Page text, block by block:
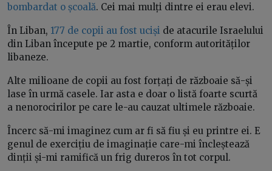
bombardat o școală. Cei mai mulți dintre ei erau elevi.
În Liban, 177 de copii au fost uciși de atacurile Israelului
din Liban începute pe 2 martie, conform autorităților
libaneze.
Alte milioane de copii au fost forțați de războaie să-și
lase în urmă casele. Iar asta e doar o listă foarte scurtă
a nenorocirilor pe care le-au cauzat ultimele războaie.
Încerc să-mi imaginez cum ar fi să fiu și eu printre ei. E
genul de exercițiu de imaginație care-mi încleștează
dinții și-mi ramifică un frig dureros în tot corpul.